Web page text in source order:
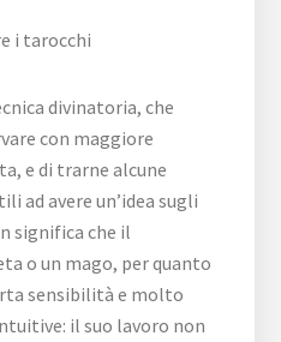
i tarocchi
divinatoria, che
con maggiore
e di trarne alcune
ad avere un’idea sugli
significa che il
o un mago, per quanto
sensibilità e molto
il suo lavoro non